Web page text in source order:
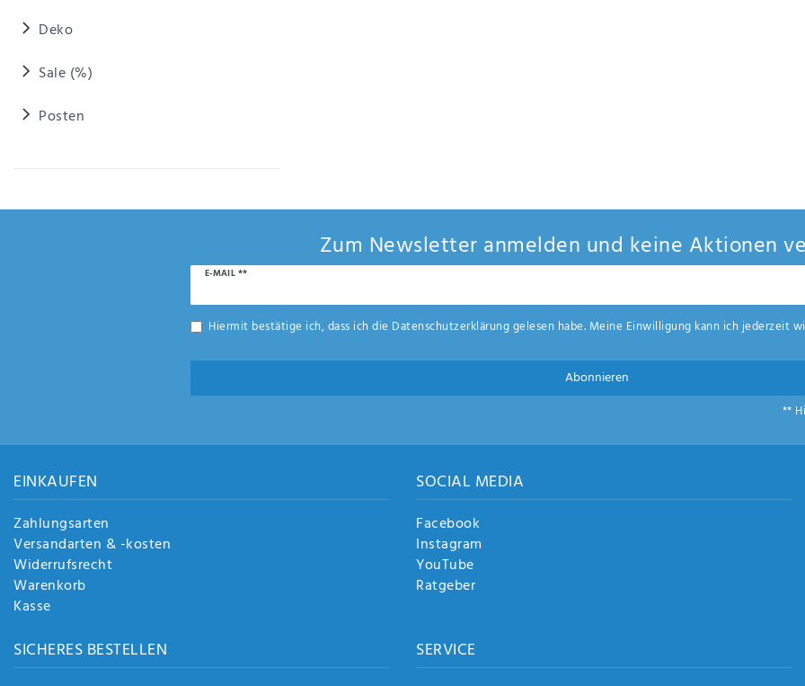
Deko
Sale (%)
Posten
Zum Newsletter anmelden und keine Aktionen
E-MAIL **
Newsletter
Hiermit bestätige ich, dass ich die Daten­schutz­erklärunggelesen habe. Meine Einwilligung kann ich jederzeit
Abonnieren
**
EINKAUFEN
Zahlungsarten
Versandarten & -kosten
Widerrufsrecht
Warenkorb
Kasse
SICHERES BESTELLEN
SOCIAL MEDIA
Facebook
Instagram
YouTube
Ratgeber
SERVICE